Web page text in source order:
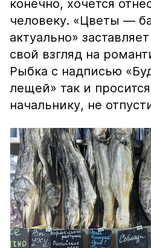
конечно, хочется
человеку. «Цветы —
актуально»
свой взгляд на
Рыбка с надписью
лещей» так и
начальнику, не